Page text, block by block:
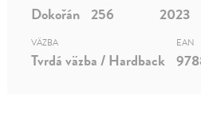
Dokořán 256 2023
VÄZBA
Tvrdá väzba / Hardback
EAN